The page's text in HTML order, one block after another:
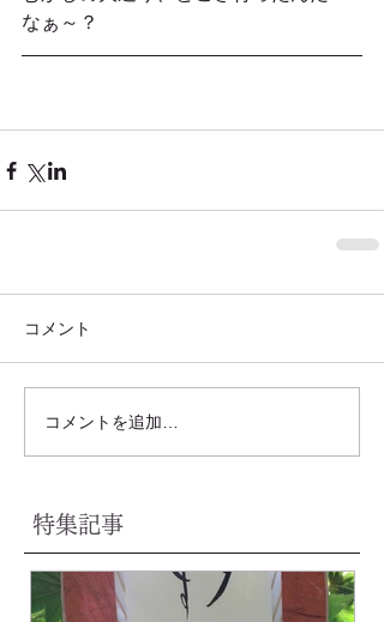
なぁ～？
コメント
コメントを追加…
特集記事